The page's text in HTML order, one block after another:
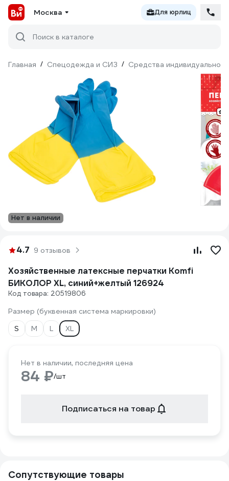
Москва Для юрлиц
Поиск в каталоге
Главная / Спецодежда и СИЗ / Средства индивидуальной
Нет в наличии
4.7 9 отзывов
Хозяйственные латексные перчатки Komfi
БИКОЛОР XL, синий+желтый 126924
Код товара: 20519806
Размер (буквенная система маркировки)
S
M L XL
Нет в наличии, последняя цена
84 ₽/шт
Подписаться на товар
Сопутствующие товары